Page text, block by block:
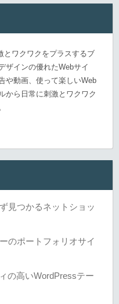
とワクワクをプラスするブ
ザインの優れたWebサイ
や動画、使って楽しいWeb
から日常に刺激とワクワク
見つかるネットショッ
のポートフォリオサイ
の高いWordPressテー